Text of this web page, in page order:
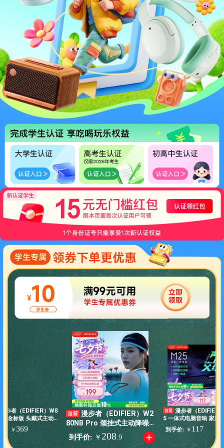
漫步者（EDIFIER）W2
80NB Pro 颈挂式主动降噪
蓝牙耳机 磁吸设计 45dB降
噪 适用苹果华为手机 典雅黑
￥ 208 .9
到手价:
漫步者（EDIFIER
5 一体式电脑音响 家用
台式机笔记本音箱 RGB
灯效 高保真 黑色 毕业
￥117
到手价:
步者（EDIFIER）W8
三金标版 头戴式主动
牙耳机 手机电脑笔记
83小时续航 皓月银
人节礼物
￥ 369